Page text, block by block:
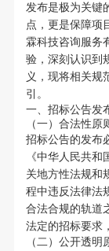
发布是极为关键
点，更是保障项
霖科技咨询服务
验，深刻认识到
义，现将相关规
引。
一、招标公告发
（一）合法性原
招标公告的发布
《中华人民共
关地方性法规和
程中违反法律法
合法合规的轨道
法定的招标要求
（二）公开透明